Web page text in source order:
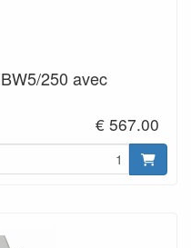
250 avec
€ 567.00